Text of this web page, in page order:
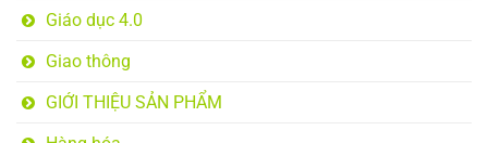
Giáo dục 4.0
Giao thông
GIỚI THIỆU SẢN PHẨM